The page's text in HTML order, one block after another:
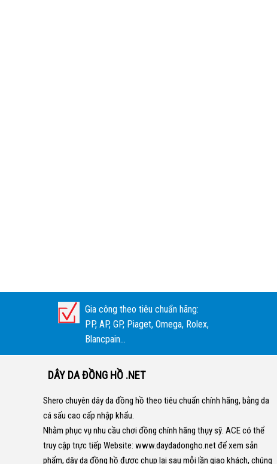
Gia công theo tiêu chuẩn hãng:
PP, AP, GP, Piaget, Omega, Rolex,
Blancpain...
DÂY DA ĐỒNG HỒ .NET
Shero chuyên dây da đồng hồ theo tiêu chuẩn chính hãng, bằng da
cá sấu cao cấp nhập khẩu.
Nhằm phục vụ nhu cầu chơi đồng chính hãng thụy sỹ. ACE có thể
truy cập trực tiếp Website: www.daydadongho.netđể xem sản
phẩm, dây da đồng hồ được chụp lại sau mỗi lần giao khách, chúng